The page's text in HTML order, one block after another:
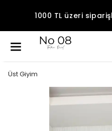
1000 TL üzeri
Üst Giyim